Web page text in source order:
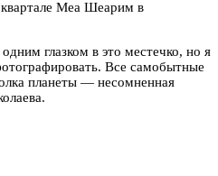
Меа Шеарим в
глазком в это местечко, но я
Все самобытные
планеты — несомненная